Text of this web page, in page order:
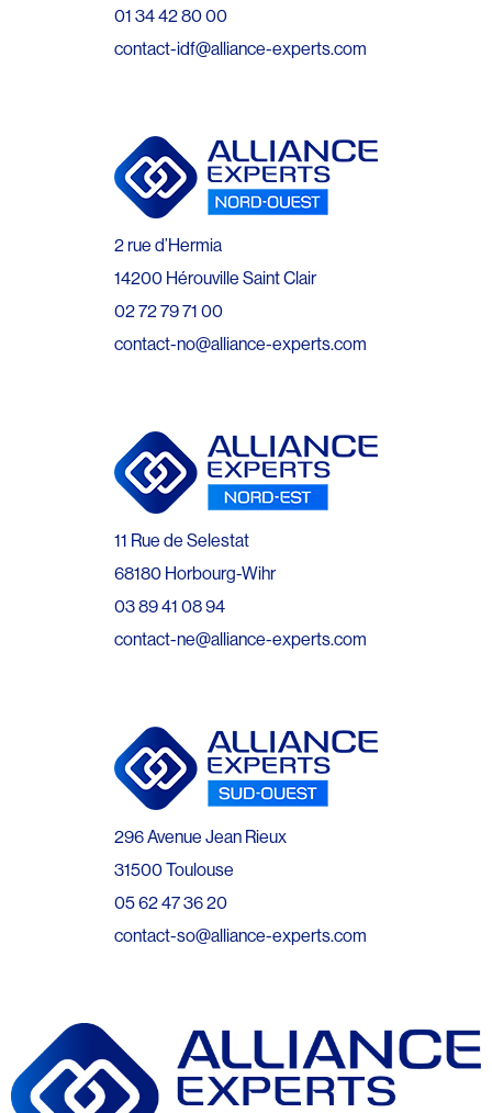
01 34 42 80 00
contact-idf@alliance-experts.com
2 rue d’Hermia
14200 Hérouville Saint Clair
02 72 79 71 00
contact-no@alliance-experts.com
11 Rue de Selestat
68180 Horbourg-Wihr
03 89 41 08 94
contact-ne@alliance-experts.com
296 Avenue Jean Rieux
31500 Toulouse
05 62 47 36 20
contact-so@alliance-experts.com